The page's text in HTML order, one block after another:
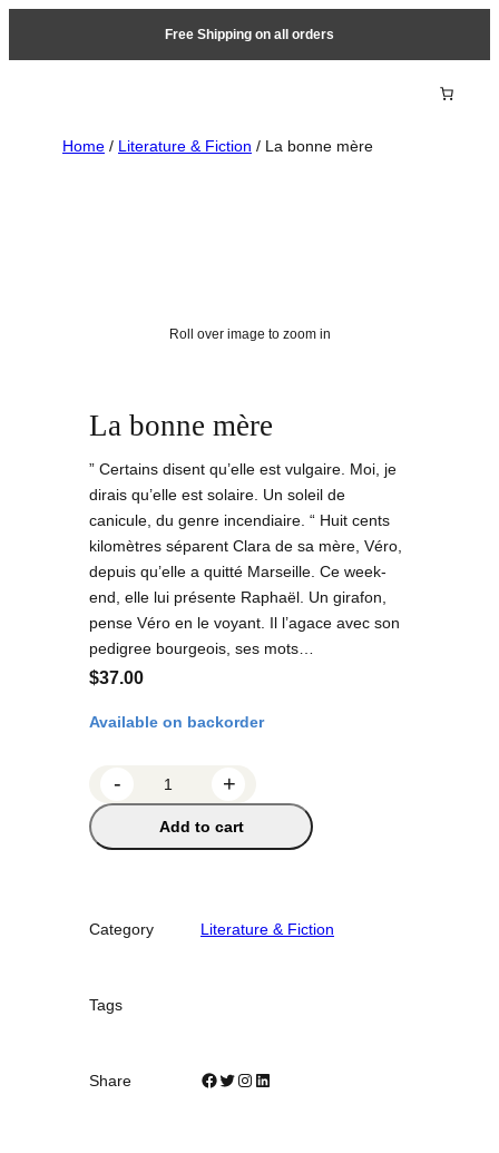
Free Shipping on all orders
Home / Literature & Fiction / La bonne mère
Roll over image to zoom in
La bonne mère
” Certains disent qu’elle est vulgaire. Moi, je
dirais qu’elle est solaire. Un soleil de
canicule, du genre incendiaire. “ Huit cents
kilomètres séparent Clara de sa mère, Véro,
depuis qu’elle a quitté Marseille. Ce week-
end, elle lui présente Raphaël. Un girafon,
pense Véro en le voyant. Il l’agace avec son
pedigree bourgeois, ses mots…
$37.00
Available on backorder
b
e
q
- +
Add to cart
Category Literature & Fiction
Tags
Share Facebook Twitter Instagram LinkedIn